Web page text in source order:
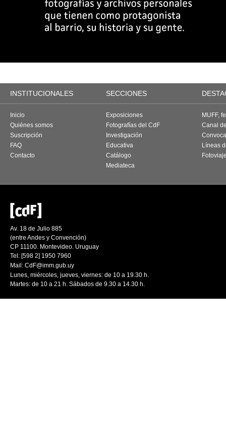
INSTITUCIONALES SECCIONES
Inicio
Quiénes somos
Suscripción
FAQ
Contacto
Exposiciones
Fotografías del CdF
Investigación
Educativa
Catálogo
Mediateca
MUFF,
Canal
Líneas
Av. 18 de Julio 885
(entre Andes y Convención)
CP 11100. Montevideo. Uruguay
Tel: [598 2] 1950 7960
Mail: CdF@imm.gub.uy
Lunes, miércoles, jueves, viernes: de 10 a 19.30 h.
Martes: de 10 a 21 h. Sábados de 9.30 a 14.30 h.